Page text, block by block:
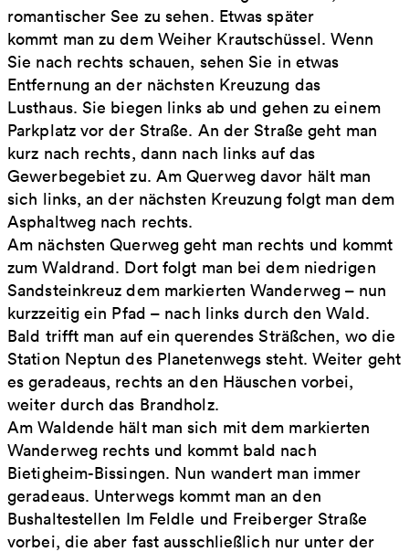
romantischer See zu sehen. Etwas später
kommt man zu dem Weiher Krautschüssel. Wenn
Sie nach rechts schauen, sehen Sie in etwas
Entfernung an der nächsten Kreuzung das
Lusthaus. Sie biegen links ab und gehen zu einem
Parkplatz vor der Straße. An der Straße geht man
kurz nach rechts, dann nach links auf das
Gewerbegebiet zu. Am Querweg davor hält man
sich links, an der nächsten Kreuzung folgt man dem
Asphaltweg nach rechts.
Am nächsten Querweg geht man rechts und kommt
zum Waldrand. Dort folgt man bei dem niedrigen
Sandsteinkreuz dem markierten Wanderweg – nun
kurzzeitig ein Pfad – nach links durch den Wald.
Bald trifft man auf ein querendes Sträßchen, wo die
Station Neptun des Planetenwegs steht. Weiter geht
es geradeaus, rechts an den Häuschen vorbei,
weiter durch das Brandholz.
Am Waldende hält man sich mit dem markierten
Wanderweg rechts und kommt bald nach
Bietigheim-Bissingen. Nun wandert man immer
geradeaus. Unterwegs kommt man an den
Bushaltestellen Im Feldle und Freiberger Straße
vorbei, die aber fast ausschließlich nur unter der